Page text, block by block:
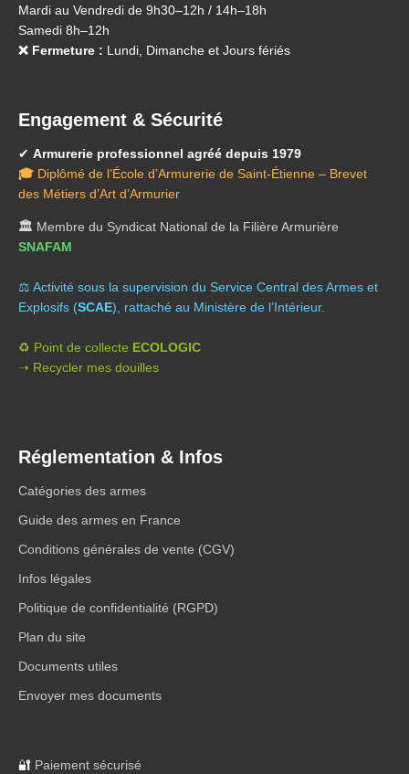
Mardi au Vendredi de 9h30–12h / 14h–18h
Samedi 8h–12h
❌ Fermeture : Lundi, Dimanche et Jours fériés
Engagement & Sécurité
✔ Armurerie professionnel agréé depuis 1979
🎓 Diplômé de l’École d’Armurerie de Saint-Étienne – Brevet
des Métiers d’Art d’Armurier
🏛️ Membre du Syndicat National de la Filière Armurière
SNAFAM
⚖️ Activité sous la supervision du Service Central des Armes et
Explosifs (SCAE), rattaché au Ministère de l’Intérieur.
♻️ Point de collecte ECOLOGIC
➝ Recycler mes douilles
Réglementation & Infos
Catégories des armes
Guide des armes en France
Conditions générales de vente (CGV)
Infos légales
Politique de confidentialité (RGPD)
Plan du site
Documents utiles
Envoyer mes documents
🔐 Paiement sécurisé